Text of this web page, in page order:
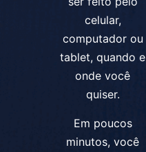
celular,
computador ou
tablet, quando e
onde você
quiser.
Em poucos
minutos, você